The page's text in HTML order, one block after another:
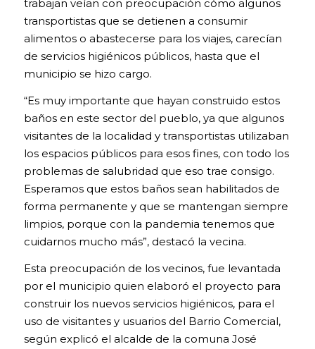
trabajan veían con preocupación cómo algunos
transportistas que se detienen a consumir
alimentos o abastecerse para los viajes, carecían
de servicios higiénicos públicos, hasta que el
municipio se hizo cargo.
“Es muy importante que hayan construido estos
baños en este sector del pueblo, ya que algunos
visitantes de la localidad y transportistas utilizaban
los espacios públicos para esos fines, con todo los
problemas de salubridad que eso trae consigo.
Esperamos que estos baños sean habilitados de
forma permanente y que se mantengan siempre
limpios, porque con la pandemia tenemos que
cuidarnos mucho más”, destacó la vecina.
Esta preocupación de los vecinos, fue levantada
por el municipio quien elaboró el proyecto para
construir los nuevos servicios higiénicos, para el
uso de visitantes y usuarios del Barrio Comercial,
según explicó el alcalde de la comuna José